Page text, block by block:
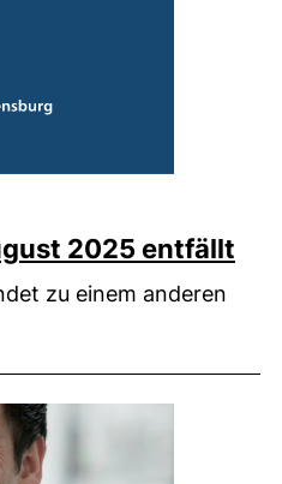
2025 entfällt
zu einem anderen